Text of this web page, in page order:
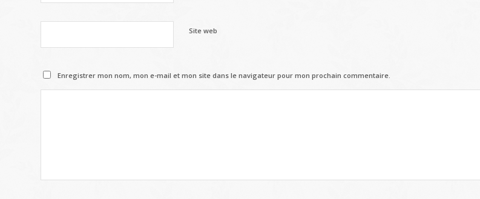
Site web
Enregistrer mon nom, mon e-mail et mon site dans le navigateur pour mon prochain commentaire.